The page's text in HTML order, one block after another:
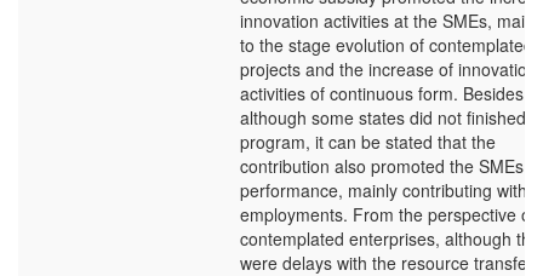
innovation activities at the SMEs,
to the stage evolution of contemplated
projects and the increase of innovation
activities of continuous form. Besides
although some states did not finished
program, it can be stated that the
contribution also promoted the SMEs
performance, mainly contributing with
employments. From the perspective of
contemplated enterprises, although
were delays with the resource transfer